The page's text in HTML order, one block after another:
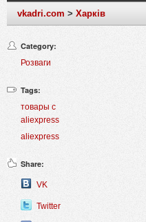
vkadri.com > Харків
Category:
Розваги
Tags:
товары с
aliexpress
aliexpress
Share:
VK
Twitter